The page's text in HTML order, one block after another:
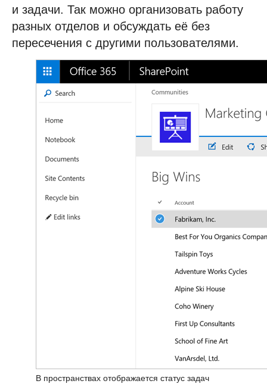
и задачи. Так можно организовать работу
разных отделов и обсуждать её без
пересечения с другими пользователями.
В пространствах отображается статус задач